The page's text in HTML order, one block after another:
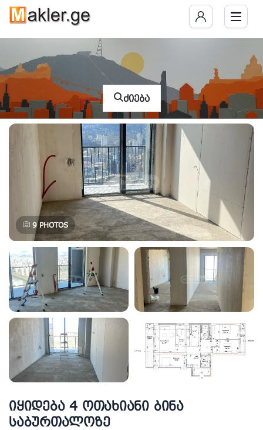
ძიება
9PHOTOS
იყიდება 4 ოთახიანი ბინა
საბურთალოზე